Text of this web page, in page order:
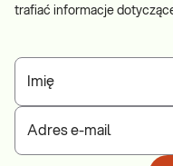
trafiać informacje
Imię
Adres e-mail